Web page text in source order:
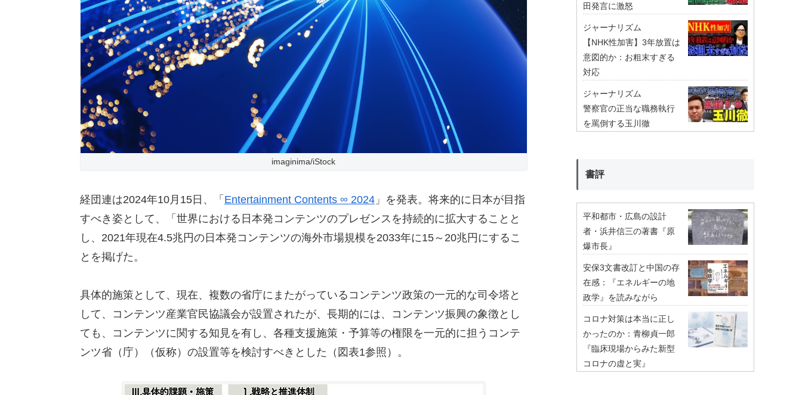
imaginima/iStock
経団連は2024年10月15日、「 Entertainment Contents ∞ 2024」を発表。将来的に日本が目指
すべき姿として、「世界における日本発コンテンツのプレゼンスを持続的に拡大することと
し、2021年現在4.5兆円の日本発コンテンツの海外市場規模を2033年に15～20兆円にするこ
とを掲げた。
具体的施策として、現在、複数の省庁にまたがっているコンテンツ政策の一元的な司令塔と
して、コンテンツ産業官民協議会が設置されたが、長期的には、コンテンツ振興の象徴とし
ても、コンテンツに関する知見を有し、各種支援施策・予算等の権限を一元的に担うコンテ
ンツ省（庁）（仮称）の設置等を検討すべきとした（図表1参照）。
田発言に激怒
ジャーナリズム
【NHK性加害】3年放置は
意図的か：お粗末すぎる
対応
ジャーナリズム
警察官の正当な職務執行
を罵倒する玉川徹
書評
平和都市・広島の設計
者・浜井信三の著書『原
爆市長』
安保3文書改訂と中国の存
在感：『エネルギーの地
政学』を読みながら
コロナ対策は本当に正し
かったのか：青柳貞一郎
『臨床現場からみた新型
コロナの虚と実』